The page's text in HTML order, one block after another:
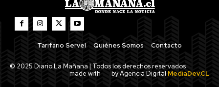
Tarifario Servel Quiénes Somos Contacto
© 2025 Diario La Mañana | Todos los derechos reservados
made with
by Agencia Digital MediaDev.CL